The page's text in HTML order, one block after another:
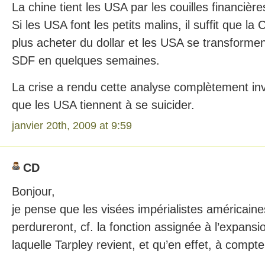
La chine tient les USA par les couilles
Si les USA font les petits malins, il suffit que la
plus acheter du dollar et les USA se
SDF en quelques semaines.
La crise a rendu cette analyse complètement
que les USA tiennent à se suicider.
janvier 20th, 2009 at 9:59
CD
Bonjour,
je pense que les visées impérialistes
perdureront, cf. la fonction assignée à
laquelle Tarpley revient, et qu’en effet, à